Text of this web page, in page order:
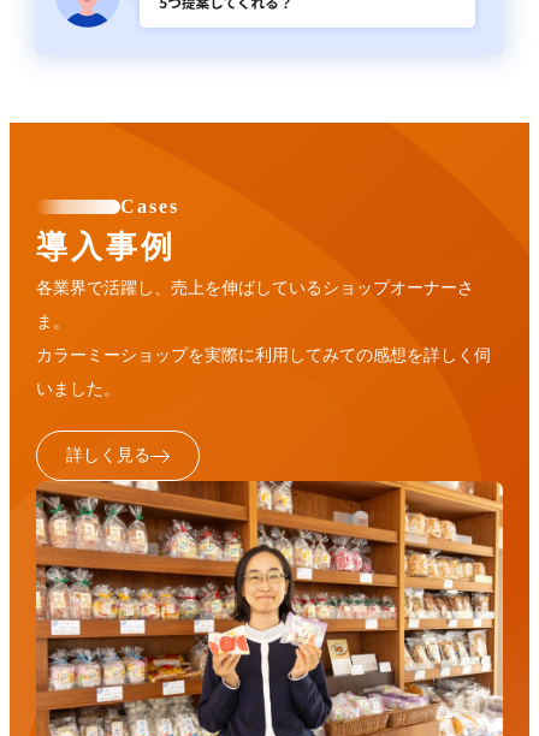
Cases
導入事例
各業界で活躍し、売上を伸ばしているショップオーナーさ
ま。
カラーミーショップを実際に利用してみての感想を詳しく伺
いました。
詳しく見る